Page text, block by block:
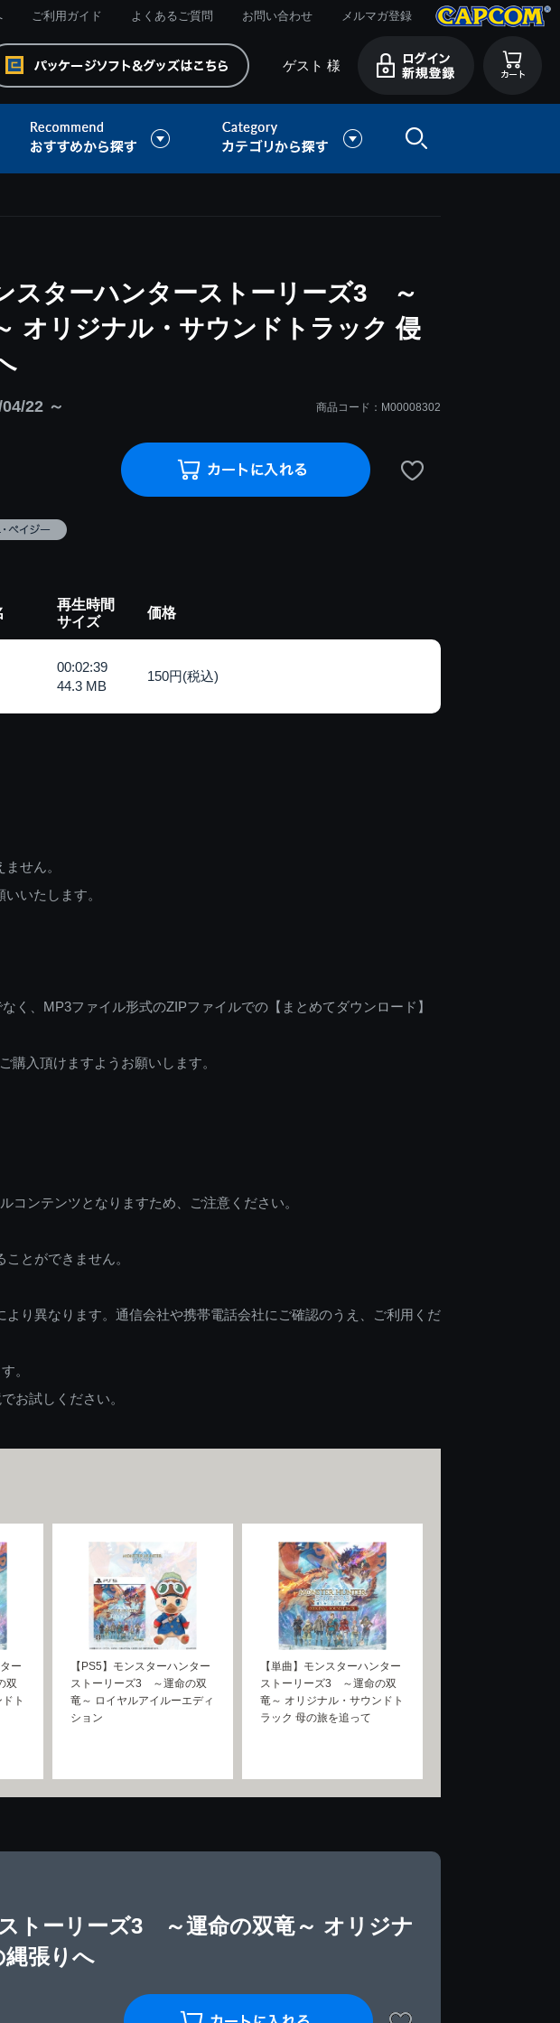
ご利用ガイド よくあるご質問 お問い合わせ メルマガ登録
ゲスト 様
スターハンターストーリーズ3 ～
オリジナル・サウンドトラック 侵
22 ～ 商品コード：M00008302
再生時間
サイズ
価格
00:02:39
44.3 MB
150円(税込)
せん。
いたします。
、MP3ファイル形式のZIPファイルでの【まとめてダウンロード】
入頂けますようお願いします。
コンテンツとなりますため、ご注意ください。
とができません。
り異なります。通信会社や携帯電話会社にご確認のうえ、ご利用くだ
。
お試しください。
ー
双
ト
【PS5】モンスターハンター
ストーリーズ3 ～運命の双
竜～ ロイヤルアイルーエディ
ション
【単曲】モンスターハンター
ストーリーズ3 ～運命の双
竜～ オリジナル・サウンドト
ラック 母の旅を追って
トーリーズ3 ～運命の双竜～ オリジナ
張りへ